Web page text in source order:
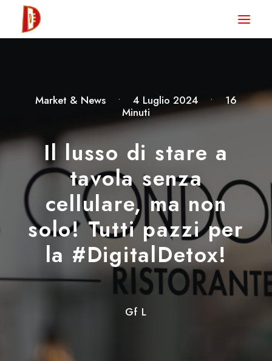
HOME
DEGUSTA TV
LA RIVISTA
CONTATTI
CLUB DEGUSTA
STORE
RICERCA
Market & News • 4 Luglio 2024 •
16
Minuti
Il lusso di stare a
tavola senza
cellulare, ma non
solo! Tutti pazzi per
la #DigitalDetox!
Gf L